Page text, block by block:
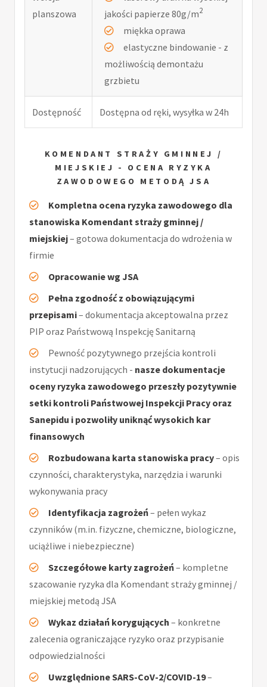
planszowa
jakości papierze 80g/m2
miękka oprawa
elastyczne bindowanie - z
możliwością demontażu
grzbietu
Dostępność Dostępna od ręki, wysyłka w 24h
KOMENDANT STRAŻY GMINNEJ /
MIEJSKIEJ - OCENA RYZYKA
ZAWODOWEGO METODĄ JSA
Kompletna ocena ryzyka zawodowego dla
stanowiska Komendant straży gminnej /
miejskiej– gotowa dokumentacja do wdrożenia w
firmie
Opracowanie wg JSA
Pełna zgodność z obowiązującymi
przepisami– dokumentacja akceptowalna przez
PIP oraz Państwową Inspekcję Sanitarną
Pewność pozytywnego przejścia kontroli
instytucji nadzorujących - nasze dokumentacje
oceny ryzyka zawodowego przeszły pozytywnie
setki kontroli Państwowej Inspekcji Pracy oraz
Sanepidu i pozwoliły uniknąć wysokich kar
finansowych
Rozbudowana karta stanowiska pracy– opis
czynności, charakterystyka, narzędzia i warunki
wykonywania pracy
Identyfikacja zagrożeń– pełen wykaz
czynników (m.in. fizyczne, chemiczne, biologiczne,
uciążliwe i niebezpieczne)
Szczegółowe karty zagrożeń– kompletne
szacowanie ryzyka dla Komendant straży gminnej /
miejskiej metodą JSA
Wykaz działań korygujących – konkretne
zalecenia ograniczające ryzyko oraz przypisanie
odpowiedzialności
Uwzględnione SARS-CoV-2/COVID-19–